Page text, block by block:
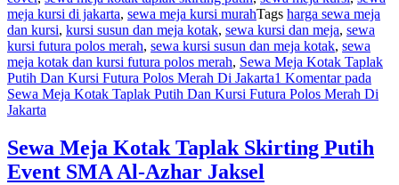
meja kursi di jakarta, sewa meja kursi murahTags harga sewa meja
dan kursi, kursi susun dan meja kotak, sewa kursi dan meja, sewa
kursi futura polos merah, sewa kursi susun dan meja kotak, sewa
meja kotak dan kursi futura polos merah, Sewa Meja Kotak Taplak
Putih Dan Kursi Futura Polos Merah Di Jakarta1 Komentarpada
Sewa Meja Kotak Taplak Putih Dan Kursi Futura Polos Merah Di
Jakarta
Sewa Meja Kotak Taplak Skirting Putih
Event SMA Al-Azhar Jaksel